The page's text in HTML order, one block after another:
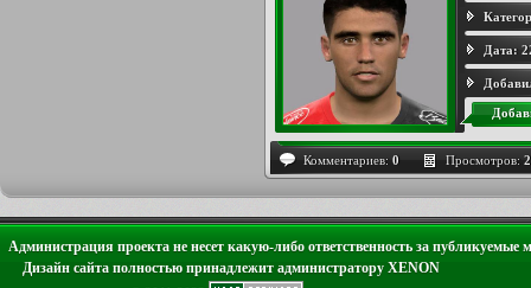
Дата:
Комментариев: 0 Просмотров:
Администрация проекта не несет какую-либо ответственность за публикуемые
Дизайн сайта полностью принадлежит администратору XENON